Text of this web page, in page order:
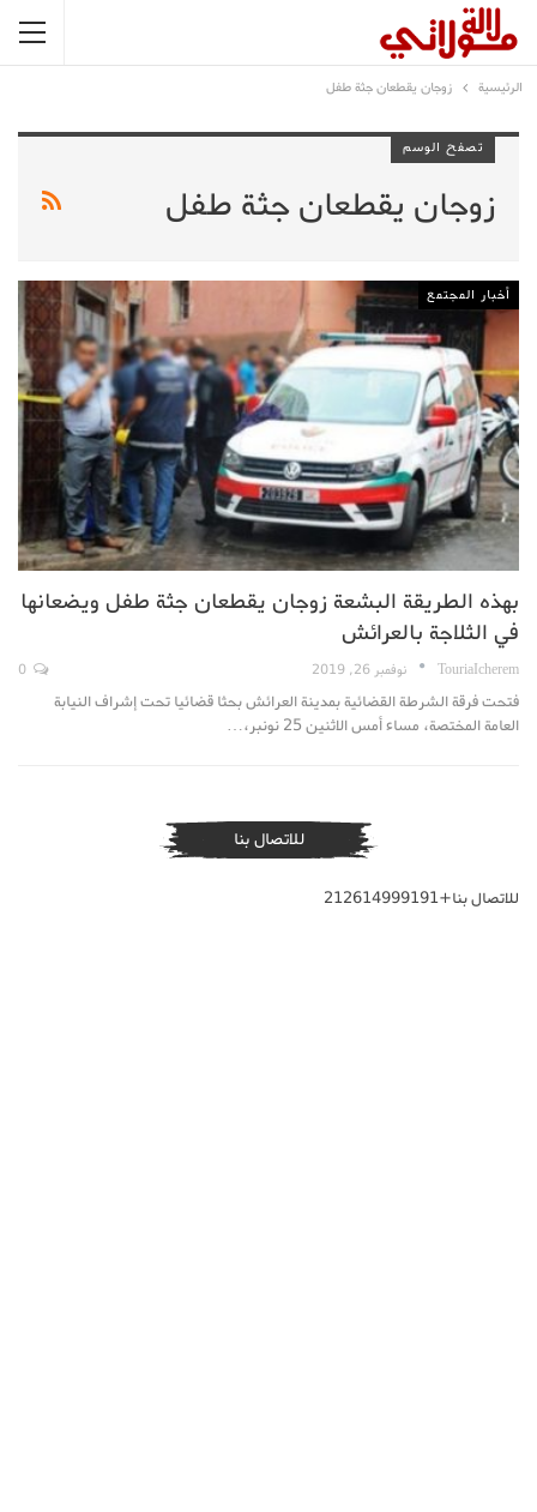
الرئيسية زوجان يقطعان جثة طفل
تصفح الوسم
زوجان يقطعان جثة طفل
أخبار المجتمع
بهذه الطريقة البشعة زوجان يقطعان جثة طفل ويضعانها
في الثلاجة بالعرائش
TouriaIcherem نوفمبر 26, 2019
فتحت فرقة الشرطة القضائية بمدينة العرائش بحثا قضائيا تحت إشراف النيابة
العامة المختصة، مساء أمس الاثنين 25 نونبر،…
للاتصال بنا
للاتصال بنا+212614999191